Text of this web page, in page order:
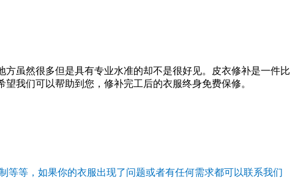
虽然很多但是具有专业水准的却不是很好见。皮衣修补是一件比
我们可以帮助到您，修补完工后的衣服终身免费保修。
等等，如果你的衣服出现了问题或者有任何需求都可以联系我们